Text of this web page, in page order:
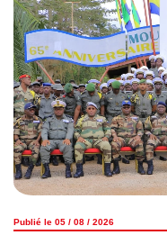
Publié le 05 / 08 / 2026